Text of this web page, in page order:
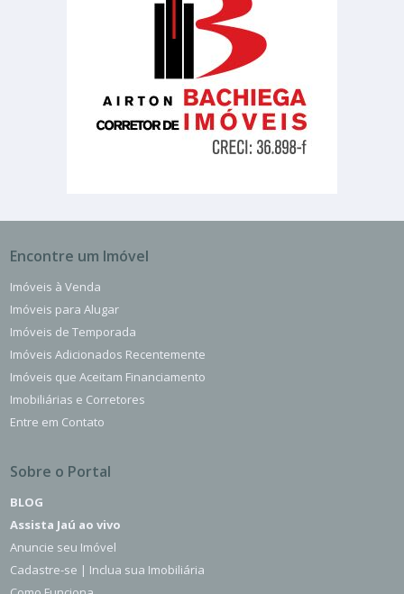
Encontre um Imóvel
Imóveis à Venda
Imóveis para Alugar
Imóveis de Temporada
Imóveis Adicionados Recentemente
Imóveis que Aceitam Financiamento
Imobiliárias e Corretores
Entre em Contato
Sobre o Portal
BLOG
Assista Jaú ao vivo
Anuncie seu Imóvel
Cadastre-se | Inclua sua Imobiliária